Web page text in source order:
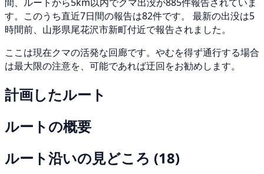
す。このうち直近7日間の報告は82件です。 最新の出没は5
時間前、山形県尾花沢市新町付近で報告されました。
ここは現在クマの活発な回廊です。やむを得ず通行する場合
は最大限の注意を、可能であれば迂回をお勧めします。
計画したルート
ルートの概要
ルート沿いの見どころ (18)